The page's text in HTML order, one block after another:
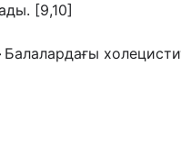
[9,10]
Балалардағы